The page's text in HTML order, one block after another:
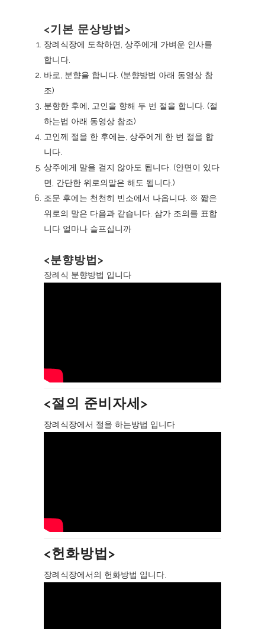
<기본 문상방법>
장례식장에 도착하면, 상주에게 가벼운 인사를
합니다.
바로, 분향을 합니다. (분향방법 아래 동영상 참
조)
분향한 후에, 고인을 향해 두 번 절을 합니다. (절
하는법 아래 동영상 참조)
고인께 절을 한 후에는, 상주에게 한 번 절을 합
니다.
상주에게 말을 걸지 않아도 됩니다. (안면이 있다
면, 간단한 위로의말은 해도 됩니다.)
조문 후에는 천천히 빈소에서 나옵니다. ※ 짧은
위로의 말은 다음과 같습니다. 삼가 조의를 표합
니다 얼마나 슬프십니까
<분향방법>
장례식 분향방법 입니다
<절의 준비자세>
장례식장에서 절을 하는방법 입니다
<헌화방법>
장례식장에서의 헌화방법 입니다.